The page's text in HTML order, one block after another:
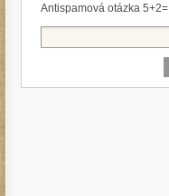
Antispamová otázka 5+2=